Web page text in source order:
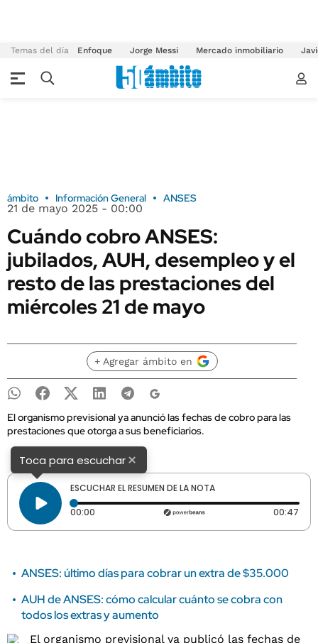
Temas del día Enfoque Jorge Messi Mercado inmobiliario
ámbito Información General ANSES
21 de mayo 2025 - 00:00
Cuándo cobro ANSES:
jubilados, AUH, desempleo y el
resto de las prestaciones del
miércoles 21 de mayo
+ Agregar ámbito en
El organismo previsional ya anunció las fechas de cobro para las
prestaciones que otorga a sus beneficiarios.
Toca para escuchar×
ESCUCHAR EL RESUMEN DE LA NOTA
00:00 Tiempo transcurrido: 0 segundos 00:47
ANSES: último días para cobrar un extra de $35.000
AUH de ANSES: cómo calcular cuánto se cobra con
todos los extras y aumento